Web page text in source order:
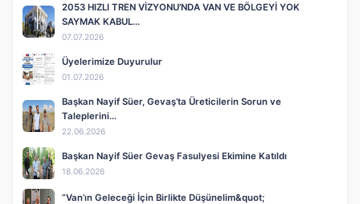
2053 HIZLI TREN VİZYONU’NDA VAN VE BÖLGEYİ YOK
SAYMAK KABUL…
07.07.2026
Üyelerimize Duyurulur
01.07.2026
Başkan Nayif Süer, Gevaş’ta Üreticilerin Sorun ve
Taleplerini…
22.06.2026
Başkan Nayif Süer Gevaş Fasulyesi Ekimine Katıldı
18.06.2026
“Van’ın Geleceği İçin Birlikte Düşünelim&quot;